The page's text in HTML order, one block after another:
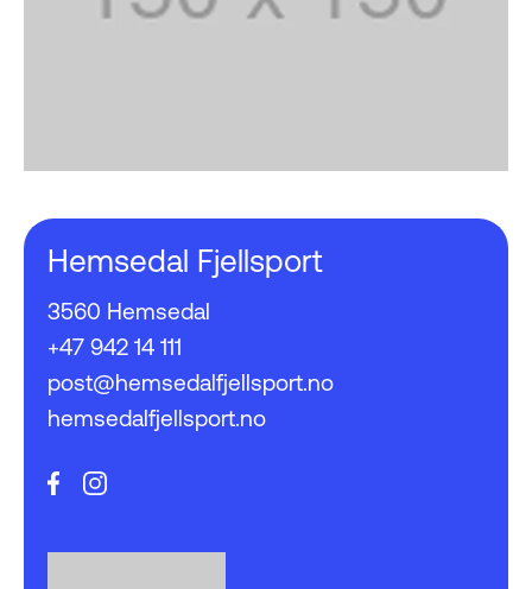
Hemsedal Fjellsport
3560 Hemsedal
+47 942 14 111
post@hemsedalfjellsport.no
hemsedalfjellsport.no